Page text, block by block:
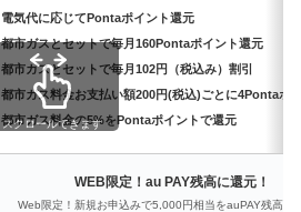
電気代に応じてPontaポイント還元
都市ガスとセットで毎月160Pontaポイント還元
都市ガスとセットで毎月102円（税込み）割引
都市ガス料金お支払い額200円(税込)ごとに4Pontaポ
都市ガス料金の5%をPontaポイントで還元
WEB限定！au PAY残高に還元！
Web限定！新規お申込みで5,000円相当をauPAY残高に
スクロールできます